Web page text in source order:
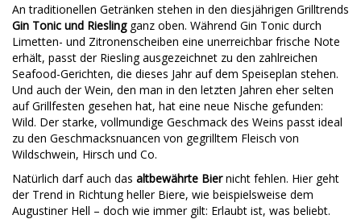
An traditionellen Getränken stehen in den diesjährigen Grilltrends
Gin Tonic und Rieslingganz oben. Während Gin Tonic durch
Limetten- und Zitronenscheiben eine unerreichbar frische Note
erhält, passt der Riesling ausgezeichnet zu den zahlreichen
Seafood-Gerichten, die dieses Jahr auf dem Speiseplan stehen.
Und auch der Wein, den man in den letzten Jahren eher selten
auf Grillfesten gesehen hat, hat eine neue Nische gefunden:
Wild. Der starke, vollmundige Geschmack des Weins passt ideal
zu den Geschmacksnuancen von gegrilltem Fleisch von
Wildschwein, Hirsch und Co.
Natürlich darf auch das altbewährte Biernicht fehlen. Hier geht
der Trend in Richtung heller Biere, wie beispielsweise dem
Augustiner Hell – doch wie immer gilt: Erlaubt ist, was beliebt.